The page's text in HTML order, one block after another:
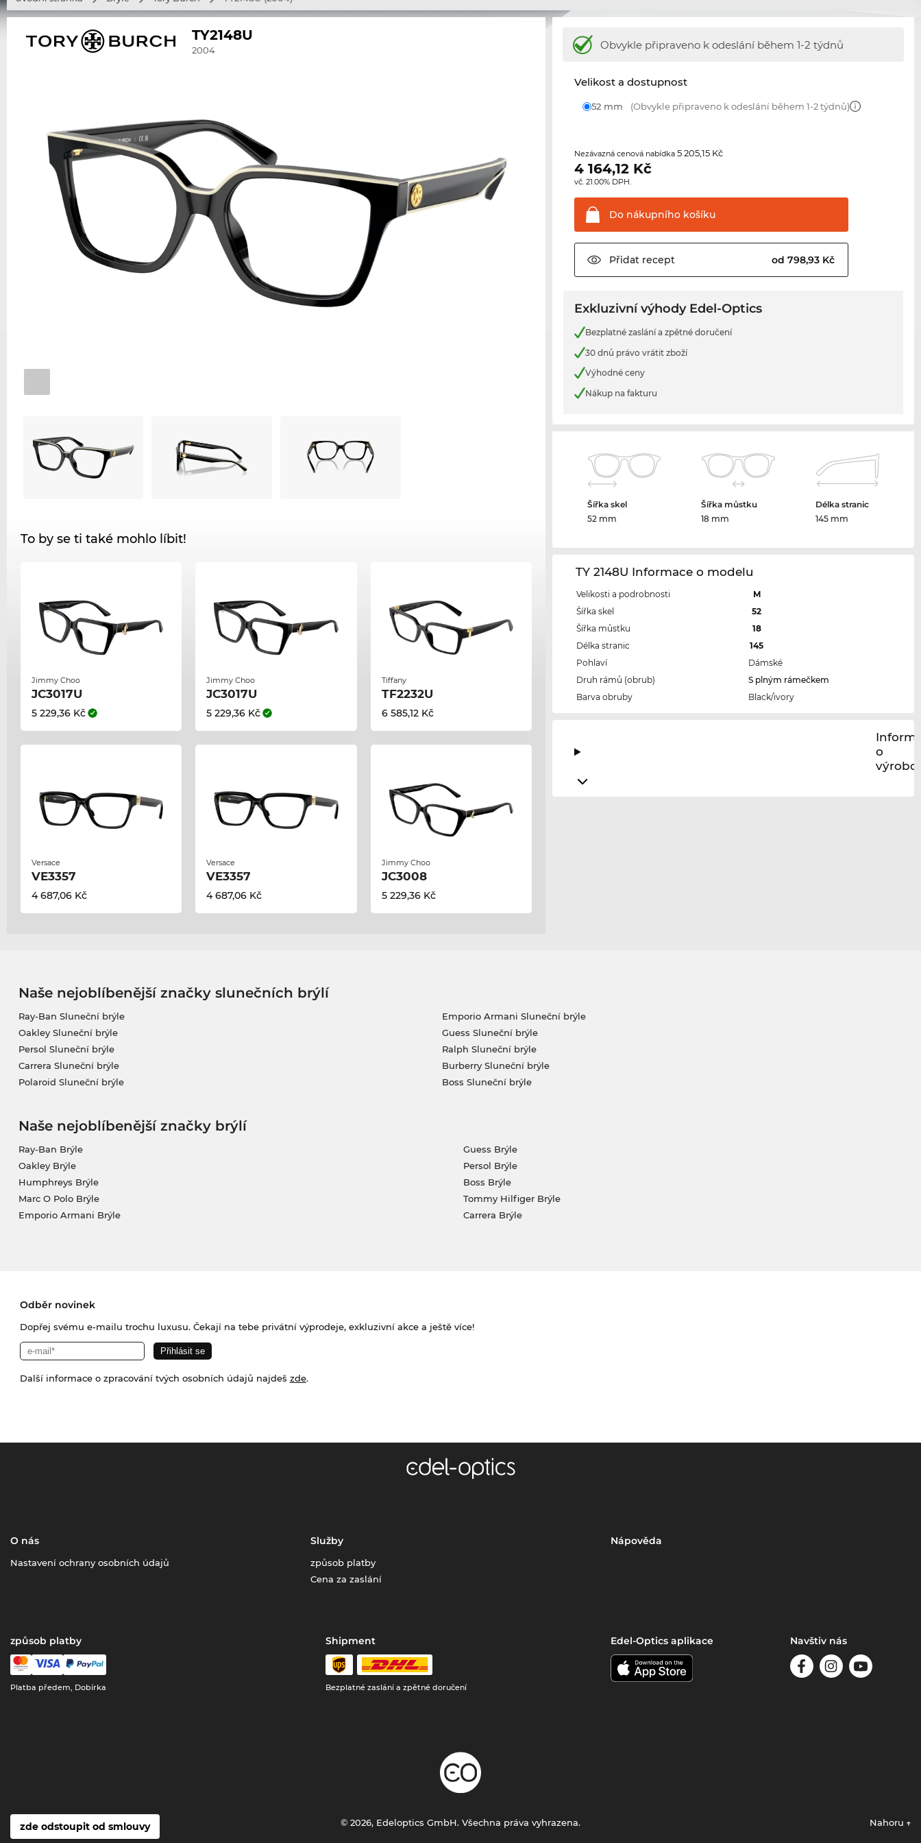
TY2148U
2004
To by se ti také mohlo líbit!
Jimmy Choo
JC3017U
5 229,36 Kč
Jimmy Choo
JC3017U
5 229,36 Kč
Tiffany
TF2232U
6 585,12 Kč
Versace
VE3357
4 687,06 Kč
Versace
VE3357
4 687,06 Kč
Jimmy Choo
JC3008
5 229,36 Kč
Obvykle připraveno k odeslání během 1-2 týdnů
Velikost a dostupnost
52 mm (Obvykle připraveno k odeslání během 1-2 týdnů)
Nezávazná cenová nabídka5 205,15 Kč
4 164,12 Kč
vč. 21.00% DPH.
Do nákupního košíku
Přidat recept od 798,93 Kč
Exkluzivní výhody Edel-Optics
Bezplatné zaslání a zpětné doručení
30 dnů právo vrátit zboží
Výhodné ceny
Nákup na fakturu
Šířka skel
52 mm
Šířka můstku
18 mm
Délka stranic
145 mm
TY 2148U Informace o modelu
Velikosti a podrobnosti
M
Šířka skel
52
Šířka můstku
18
Délka stranic
145
Pohlaví
Dámské
Druh rámů (obrub)
S plným rámečkem
Barva obruby
Black/ivory
o
výrobci
Naše nejoblíbenější značky slunečních brýlí
Ray-Ban Sluneční brýle
Oakley Sluneční brýle
Persol Sluneční brýle
Carrera Sluneční brýle
Polaroid Sluneční brýle
Emporio Armani Sluneční brýle
Guess Sluneční brýle
Ralph Sluneční brýle
Burberry Sluneční brýle
Boss Sluneční brýle
Naše nejoblíbenější značky brýlí
Ray-Ban Brýle
Oakley Brýle
Humphreys Brýle
Marc O Polo Brýle
Emporio Armani Brýle
Guess Brýle
Persol Brýle
Boss Brýle
Tommy Hilfiger Brýle
Carrera Brýle
Odběr novinek
Dopřej svému e-mailu trochu luxusu. Čekají na tebe privátní výprodeje, exkluzivní akce a ještě více!
Další informace o zpracování tvých osobních údajů najdeš zde.
O nás
Nastavení ochrany osobních údajů
Služby
způsob platby
Cena za zaslání
Nápověda
způsob platby
Platba předem, Dobírka
Shipment
Bezplatné zaslání a zpětné doručení
Edel-Optics aplikace Navštiv nás
zde odstoupit od smlouvy © 2026, Edeloptics GmbH. Všechna práva vyhrazena. Nahoru